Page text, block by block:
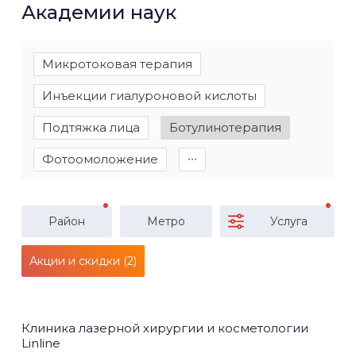
Академии наук
Микротоковая терапия
Инъекции гиалуроновой кислоты
Подтяжка лица Ботулинотерапия
Фотоомоложение ∙∙∙
Район Метро Услуга
Акции и скидки (2)
Клиника лазерной хирургии и косметологии
Linline